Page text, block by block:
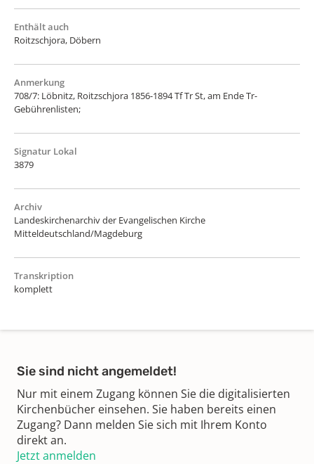
Enthält auch
Roitzschjora, Döbern
Anmerkung
708/7: Löbnitz, Roitzschjora 1856-1894 Tf Tr St, am Ende Tr-
Gebührenlisten;
Signatur Lokal
3879
Archiv
Landeskirchenarchiv der Evangelischen Kirche
Mitteldeutschland/Magdeburg
Transkription
komplett
Sie sind nicht angemeldet!
Nur mit einem Zugang können Sie die digitalisierten
Kirchenbücher einsehen. Sie haben bereits einen
Zugang? Dann melden Sie sich mit Ihrem Konto
direkt an.
Jetzt anmelden